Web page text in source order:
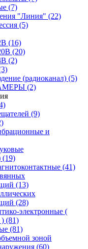
(7)
"Линия" (22)
(5)
(16)
(20)
(2)
(радиоканал) (5)
(2)
(9)
и
(19)
(41)
(13)
(28)
электронные (
) (81)
(81)
зоной
(60)